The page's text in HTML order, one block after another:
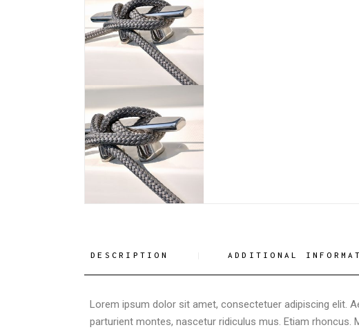
DESCRIPTION ADDITIONAL
Lorem ipsum dolor sit amet, consectetuer adipiscing elit.
parturient montes, nascetur ridiculus mus. Etiam